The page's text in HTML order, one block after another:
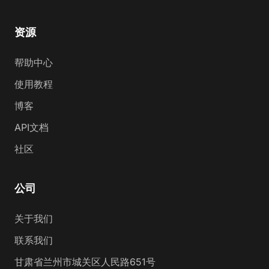
资源
帮助中心
使用教程
博客
API文档
社区
公司
关于我们
联系我们
甘肃省兰州市城关区人民路651号